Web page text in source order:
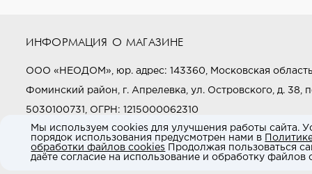
ИНФОРМАЦИЯ О МАГАЗИНЕ
ООО «НЕОДОМ», юр. адрес: 143360, Московская
Фоминский район, г. Апрелевка, ул. Островского, д. 38,
5030100731, ОГРН: 1215000062310
Звоните нам:+7 (800) 505-97-97
E-mail: market@neodom.ru
Мы используем cookies для улучшения работы сайта.
порядок использования предусмотрен нами в
обработки файлов cookies Продолжая пользоваться
даёте согласие на использование и обработку файлов